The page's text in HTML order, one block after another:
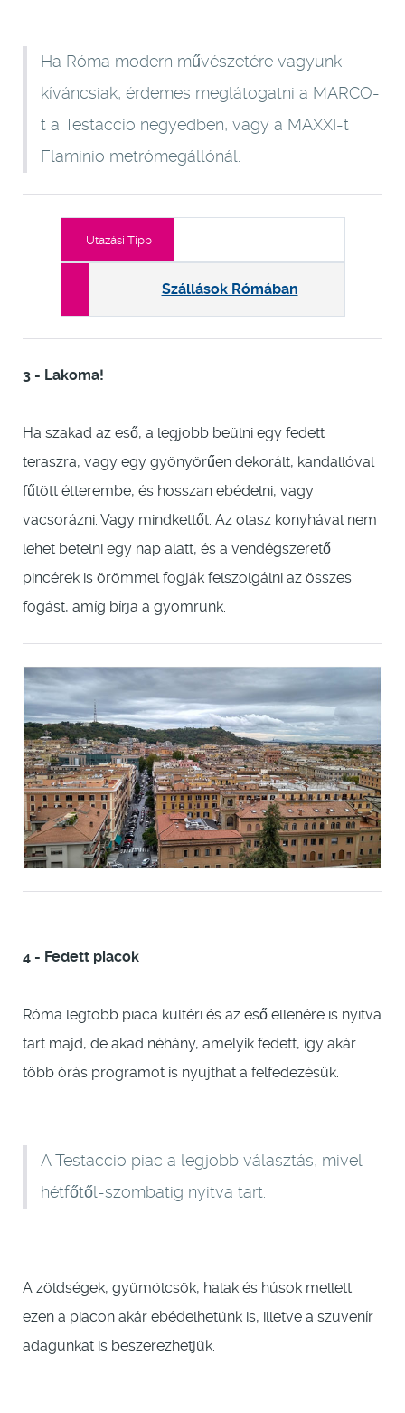
Ha Róma modern művészetére vagyunk
kíváncsiak, érdemes meglátogatni a MARCO-
t a Testaccio negyedben, vagy a MAXXI-t
Flaminio metrómegállónál.
Utazási Tipp
Szállások Rómában
3 - Lakoma!
Ha szakad az eső, a legjobb beülni egy fedett
teraszra, vagy egy gyönyörűen dekorált, kandallóval
fűtött étterembe, és hosszan ebédelni, vagy
vacsorázni. Vagy mindkettőt. Az olasz konyhával nem
lehet betelni egy nap alatt, és a vendégszerető
pincérek is örömmel fogják felszolgálni az összes
fogást, amíg bírja a gyomrunk.
4 - Fedett piacok
Róma legtöbb piaca kültéri és az eső ellenére is nyitva
tart majd, de akad néhány, amelyik fedett, így akár
több órás programot is nyújthat a felfedezésük.
A Testaccio piac a legjobb választás, mivel
hétfőtől-szombatig nyitva tart.
A zöldségek, gyümölcsök, halak és húsok mellett
ezen a piacon akár ebédelhetünk is, illetve a szuvenír
adagunkat is beszerezhetjük.